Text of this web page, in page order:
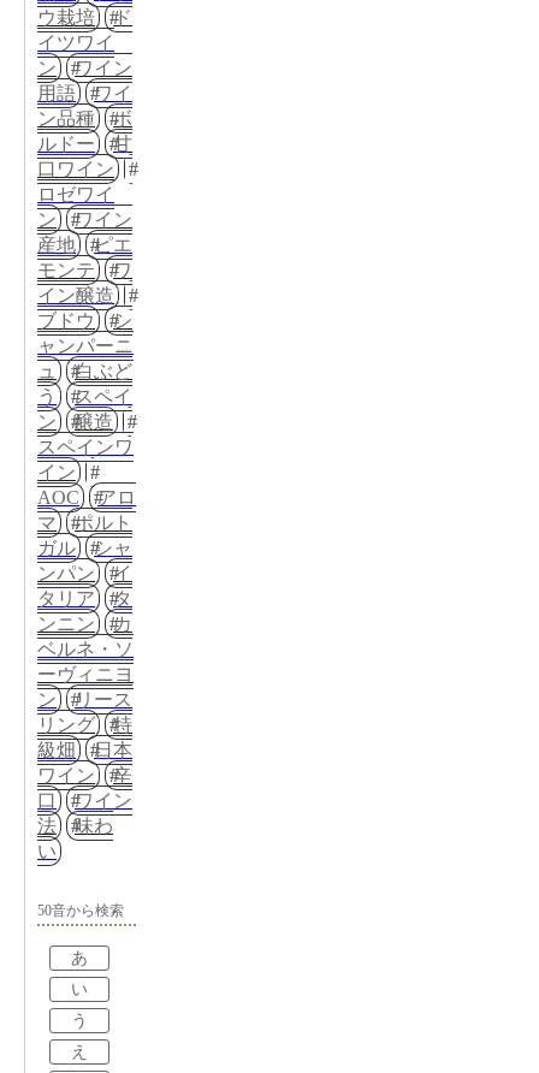
ウ栽培
ド
イツワイ
ン
ワイン
用語
ワイ
ン品種
ボ
ルドー
甘
口ワイン
ロゼワイ
ン
ワイン
産地
ピエ
モンテ
ワ
イン醸造
ブドウ
シ
ャンパーニ
ュ
白ぶど
う
スペイ
ン
醸造
スペインワ
イン
AOC
アロ
マ
ポルト
ガル
シャ
ンパン
イ
タリア
タ
ンニン
カ
ベルネ・ソ
ーヴィニヨ
ン
リース
リング
特
級畑
日本
ワイン
辛
口
ワイン
法
味わ
い
50音から検索
あ
い
う
え